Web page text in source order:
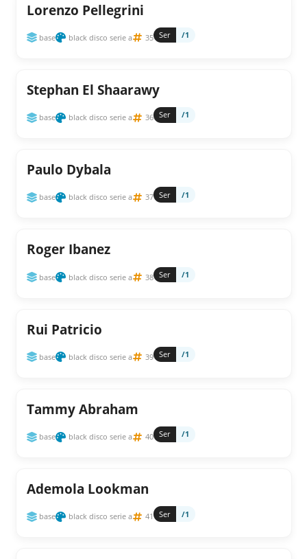
Lorenzo Pellegrini
base black disco serie a 35 Ser /1
Stephan El Shaarawy
base black disco serie a 36 Ser /1
Paulo Dybala
base black disco serie a 37 Ser /1
Roger Ibanez
base black disco serie a 38 Ser /1
Rui Patricio
base black disco serie a 39 Ser /1
Tammy Abraham
base black disco serie a 40 Ser /1
Ademola Lookman
base black disco serie a 41 Ser /1